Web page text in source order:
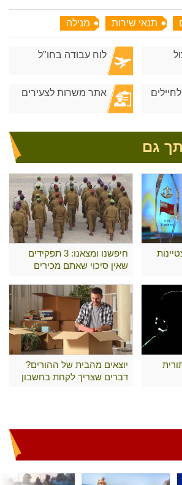
תנאי שירות מנילה
לוח עבודה בחו"ל
אתר משרות לצעירים
גם
חיפשנו ומצאנו: 3 תפקידים
שאין סיכוי שאתם מכירים
יוצאים מהבית של ההורים?
דברים שצריך לקחת בחשבון